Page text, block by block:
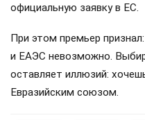
официальную заявку в ЕС.
При этом премьер
и ЕАЭС невозможно.
оставляет иллюзий:
Евразийским союзом.